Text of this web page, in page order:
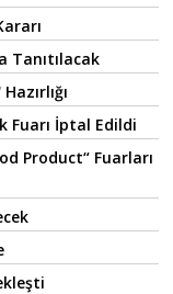
Tanıtılacak
Fuarı İptal Edildi
Product“ Fuarları